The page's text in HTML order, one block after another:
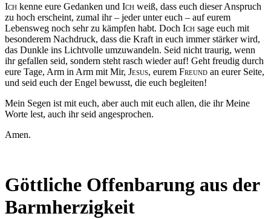
Ich kenne eure Gedanken und Ich weiß, dass euch dieser Anspruch
zu hoch erscheint, zumal ihr – jeder unter euch – auf eurem
Lebensweg noch sehr zu kämpfen habt. Doch Ich sage euch mit
besonderem Nachdruck, dass die Kraft in euch immer stärker wird,
das Dunkle ins Lichtvolle umzuwandeln. Seid nicht traurig, wenn
ihr gefallen seid, sondern steht rasch wieder auf! Geht freudig durch
eure Tage, Arm in Arm mit Mir, Jesus, eurem Freund an eurer Seite,
und seid euch der Engel bewusst, die euch begleiten!
Mein Segen ist mit euch, aber auch mit euch allen, die ihr Meine
Worte lest, auch ihr seid angesprochen.
Amen.
Göttliche Offenbarung aus der
Barmherzigkeit